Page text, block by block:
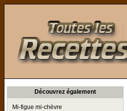
Découvrez également
Mi-figue mi-chèvre